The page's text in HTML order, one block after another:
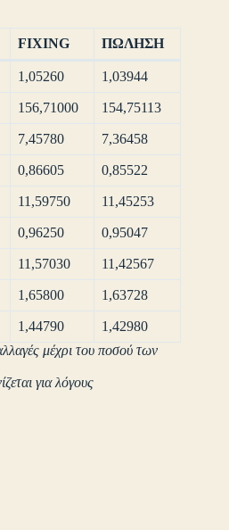
FIXING ΠΩΛΗΣΗ
1,05260 1,03944
156,71000 154,75113
7,45780 7,36458
0,86605 0,85522
11,59750 11,45253
0,96250 0,95047
11,57030 11,42567
1,65800 1,63728
1,44790
1,42980
μέχρι του ποσού των
για λόγους